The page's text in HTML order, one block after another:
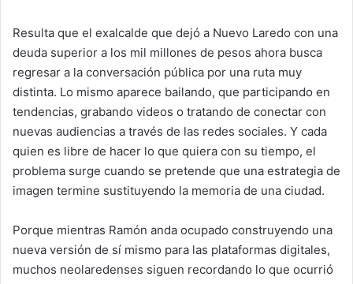
Resulta que el exalcalde que dejó a Nuevo Laredo con una
deuda superior a los mil millones de pesos ahora busca
regresar a la conversación pública por una ruta muy
distinta. Lo mismo aparece bailando, que participando en
tendencias, grabando videos o tratando de conectar con
nuevas audiencias a través de las redes sociales. Y cada
quien es libre de hacer lo que quiera con su tiempo, el
problema surge cuando se pretende que una estrategia de
imagen termine sustituyendo la memoria de una ciudad.
Porque mientras Ramón anda ocupado construyendo una
nueva versión de sí mismo para las plataformas digitales,
muchos neolaredenses siguen recordando lo que ocurrió